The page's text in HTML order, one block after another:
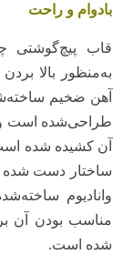
بادوام و راحت
به‌منظور بالا
آهن ضخیم
طراحی‌شده است
آن کشیده شده
ساختار دست شده
وانادیوم
مناسب بودن آن
شده است.